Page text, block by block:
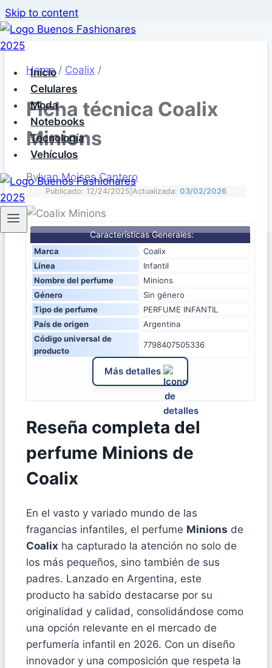
Skip to content
Inicio
Celulares
Moda
Notebooks
Tecnología
Vehículos
Home / Coalix /
Ficha técnica Coalix
Minions
ByIvan Moises Cantero
Publicado: 12/24/2025 Actualizada: 03/02/2026
Características Generales:
Marca
Coalix
Línea
Infantil
Nombre del perfume
Minions
Género
Sin género
Tipo de perfume
PERFUME INFANTIL
País de origen
Argentina
Código universal de
producto
7798407505336
Más detalles
Reseña completa del
perfume Minions de
Coalix
En el vasto y variado mundo de las
fragancias infantiles, el perfume Minions de
Coalix ha capturado la atención no solo de
los más pequeños, sino también de sus
padres. Lanzado en Argentina, este
producto ha sabido destacarse por su
originalidad y calidad, consolidándose como
una opción relevante en el mercado de
perfumería infantil en 2026. Con un diseño
innovador y una composición que respeta la